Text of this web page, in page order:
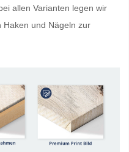
allen Varianten legen wir
Haken und Nägeln zur